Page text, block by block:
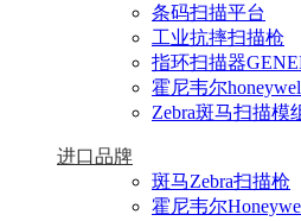
条码扫描平台
工业抗摔扫描枪
指环扫描器
霍尼韦尔
Zebra斑马扫描模
进口品牌
斑马Zebra扫描枪
霍尼韦尔